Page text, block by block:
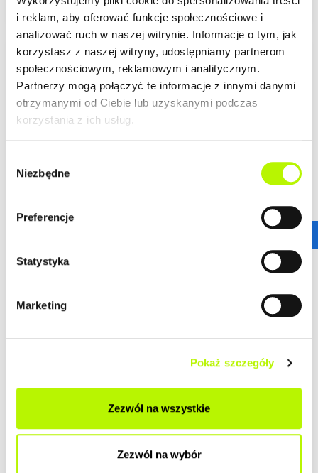
i reklam, aby oferować funkcje społecznościowe i
analizować ruch w naszej witrynie. Informacje o tym, jak
korzystasz z naszej witryny, udostępniamy partnerom
społecznościowym, reklamowym i analitycznym.
Partnerzy mogą połączyć te informacje z innymi danymi
otrzymanymi od Ciebie lub uzyskanymi podczas
korzystania z ich usług.
zgody
Niezbędne
Preferencje
Statystyka
Marketing
Pokaż szczegóły
Zezwól na wszystkie
Zezwól na wybór
LOKALIZACJA
Bella Dolina to nasze drugie, realizowane kompleksowo,
a zarazem całkowicie od podstaw osiedle w Rzeszowie.
miejskich osiedli, tak aby młodym, nowoczesnym
Rzeszowianom żyło się komfortowo. Lokalizacja ta
Stąd wszędzie jest blisko!
DOWIEDZ SIĘ WIĘCEJ O LOKALIZACJI
GALERIA